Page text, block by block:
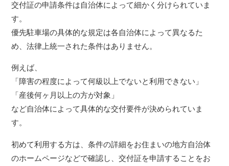
交付証の申請条件は自治体によって細かく分けられていま
す。
優先駐車場の具体的な規定は各自治体によって異なるた
め、法律上統一された条件はありません。
例えば、
「障害の程度によって何級以上でないと利用できない」
「産後何ヶ月以上の方が対象」
など自治体によって具体的な交付要件が決められていま
す。
初めて利用する方は、条件の詳細をお住まいの地方自治体
のホームページなどで確認し、交付証を申請することをお